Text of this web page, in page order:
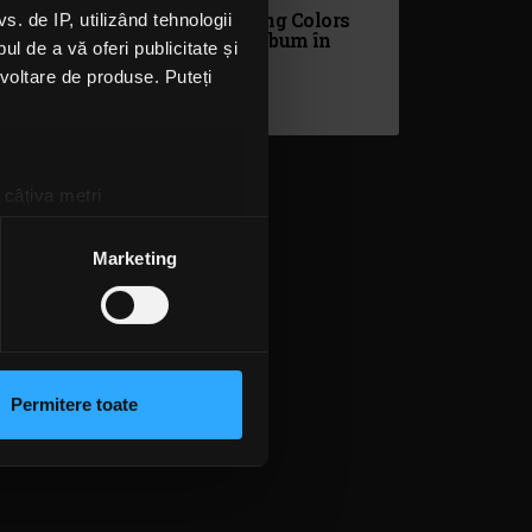
de IP, utilizând tehnologii
de a vă oferi publicitate și
de produse. Puteți
metri
la
secțiunea cu detalii
cu privire la modul în
urma folosirii serviciilor
Marketing
Permitere toate
Supergrupul Flying Colors
va reveni cu un album în
septembrie